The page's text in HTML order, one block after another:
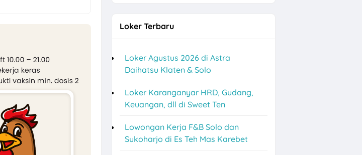
Umum, dll di PT Anugrah Vindo Abadi
Bakung Plastik
Sales Marketing Officer di PT Mega Finance Solo
Sekitarnya untuk 4 Posisi
Pro
Loker Terbaru
Loker Agustus 2026 di Astra
Daihatsu Klaten & Solo
Loker Karanganyar HRD, Gudang,
Keuangan, dll di Sweet Ten
Lowongan Kerja F&B Solo dan
Sukoharjo di Es Teh Mas Karebet